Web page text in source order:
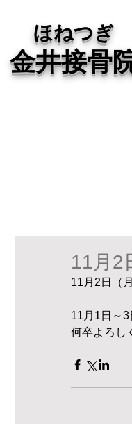
ほねつぎ
金井接骨
11月2
11月2日（
11月1日～
何卒よろし